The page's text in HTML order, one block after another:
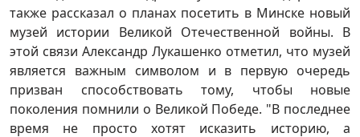
также рассказал о планах посетить в Минске новый
музей истории Великой Отечественной войны. В
этой связи Александр Лукашенко отметил, что музей
является важным символом и в первую очередь
призван способствовать тому, чтобы новые
поколения помнили о Великой Победе. "В последнее
время не просто хотят исказить историю, а